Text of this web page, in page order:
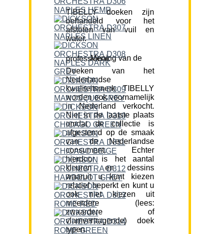
TIBELLY doeken zijn
behandeld voor het
afstoten van vuil en
water.
Mening van de professional:
Doeken van het
Nederlandse
kwaliteitsmerk TIBELLY
worden ook voornamelijk
in Nederland verkocht.
Niet in de laatste plaats
omdat de collectie is
afgestemd op de smaak
van de Nederlandse
consument. Echter
hierdoor is het aantal
kleuren en dessins
waaruit u kunt kiezen
relatief beperkt en kunt u
ook niet kiezen uit
meerdere (lees:
zwaardere of
vlamvertragende) doek
typen.